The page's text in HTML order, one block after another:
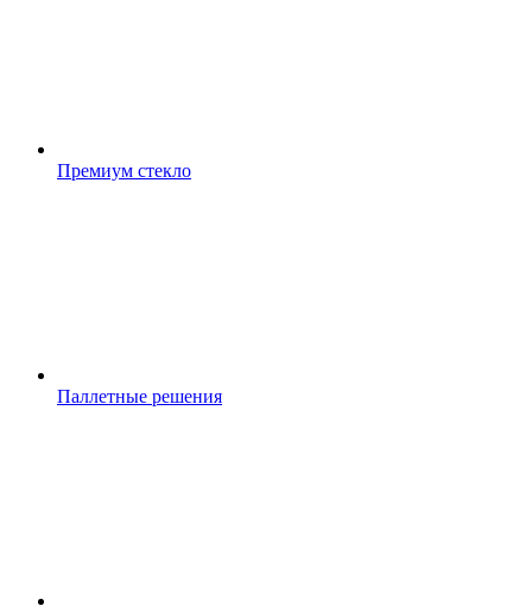
Премиум стекло
Паллетные решения